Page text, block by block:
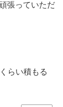
張っていただ
らい積もる